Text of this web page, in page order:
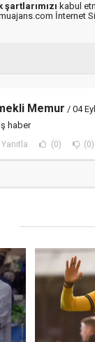
kabul
İnternet
Memur / 04
haber
Yanıtla (0) (0)